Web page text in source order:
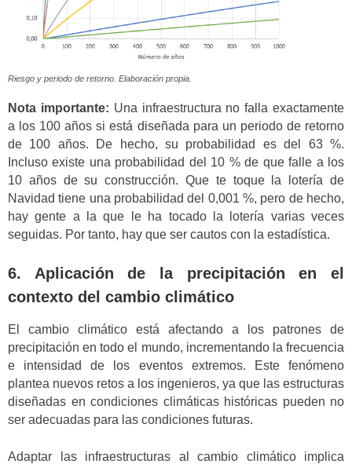
Riesgo y periodo de retorno. Elaboración propia.
Nota importante: Una infraestructura no falla exactamente
a los 100 años si está diseñada para un periodo de retorno
de 100 años. De hecho, su probabilidad es del 63 %.
Incluso existe una probabilidad del 10 % de que falle a los
10 años de su construcción. Que te toque la lotería de
Navidad tiene una probabilidad del 0,001 %, pero de hecho,
hay gente a la que le ha tocado la lotería varias veces
seguidas. Por tanto, hay que ser cautos con la estadística.
6. Aplicación de la precipitación en el
contexto del cambio climático
El cambio climático está afectando a los patrones de
precipitación en todo el mundo, incrementando la frecuencia
e intensidad de los eventos extremos. Este fenómeno
plantea nuevos retos a los ingenieros, ya que las estructuras
diseñadas en condiciones climáticas históricas pueden no
ser adecuadas para las condiciones futuras.
Adaptar las infraestructuras al cambio climático implica